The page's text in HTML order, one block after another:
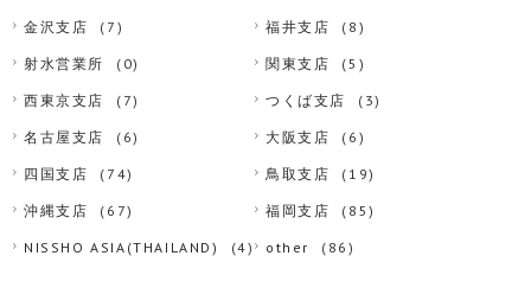
金沢支店 (7) 福井支店 (8)
射水営業所 (0) 関東支店 (5)
西東京支店 (7) つくば支店 (3)
名古屋支店 (6) 大阪支店 (6)
四国支店 (74) 鳥取支店 (19)
沖縄支店 (67) 福岡支店 (85)
NISSHO ASIA(THAILAND) (4) other (86)